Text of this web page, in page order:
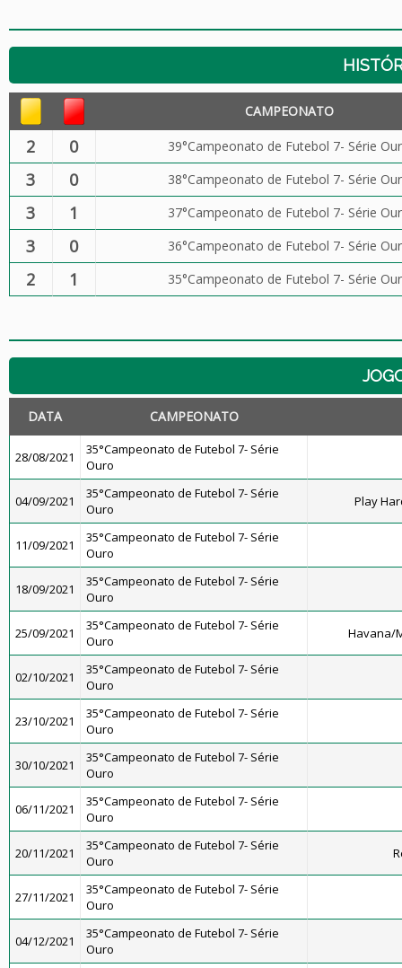
CAMPEONATO
2 0 39°Campeonato de Futebol 7- Série
3 0 38°Campeonato de Futebol 7- Série
3 1 37°Campeonato de Futebol 7- Série
3 0 36°Campeonato de Futebol 7- Série
2 1 35°Campeonato de Futebol 7- Série
DATA CAMPEONATO
28/08/2021
35°Campeonato de Futebol 7- Série
Ouro
04/09/2021
35°Campeonato de Futebol 7- Série
Ouro
Play
11/09/2021
35°Campeonato de Futebol 7- Série
Ouro
18/09/2021
35°Campeonato de Futebol 7- Série
Ouro
25/09/2021
35°Campeonato de Futebol 7- Série
Ouro
Havana/
02/10/2021
35°Campeonato de Futebol 7- Série
Ouro
23/10/2021
35°Campeonato de Futebol 7- Série
Ouro
30/10/2021
35°Campeonato de Futebol 7- Série
Ouro
06/11/2021
35°Campeonato de Futebol 7- Série
Ouro
20/11/2021
35°Campeonato de Futebol 7- Série
Ouro
27/11/2021
35°Campeonato de Futebol 7- Série
Ouro
04/12/2021
35°Campeonato de Futebol 7- Série
Ouro